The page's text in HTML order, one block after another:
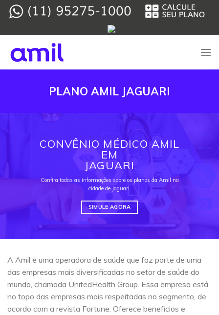
Skip
PLANO AMIL JAGUARI
CONVÊNIO MÉDICO AMIL
EM
JAGUARI
Confira todas as informações sobre os planos da Amil na
cidade de Jaguari.
SIMULE AGORA
A Amil é uma operadora de saúde que faz parte de uma
das empresas mais diversificadas no setor de saúde do
mundo, chamada UnitedHealth Group. Essa empresa está
no topo das empresas mais respeitadas no segmento, de
acordo com a revista Fortune. Oferece benefícios e